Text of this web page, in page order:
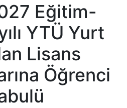
Eğitim-
YTÜ Yurt
Lisans
Öğrenci